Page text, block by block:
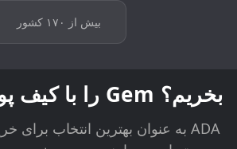
بیش از ۱۷۰ کشور
چرا ADA را با کیف پول Gem بخریم؟